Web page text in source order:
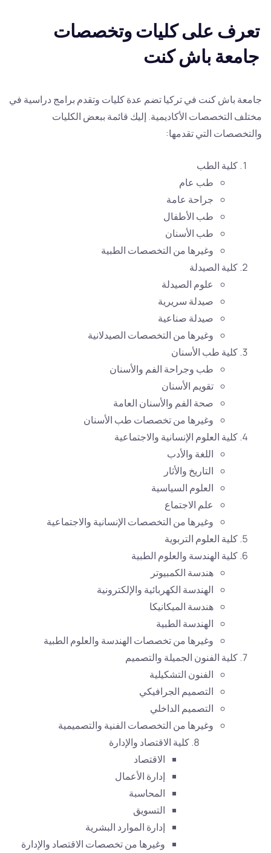
تعرف على كليات وتخصصات
جامعة باش كنت
جامعة باش كنت في تركيا تضم عدة كليات وتقدم برامج دراسية في
مختلف التخصصات الأكاديمية. إليك قائمة ببعض الكليات
والتخصصات التي تقدمها:
كلية الطب
طب عام
جراحة عامة
طب الأطفال
طب الأسنان
وغيرها من التخصصات الطبية
كلية الصيدلة
علوم الصيدلة
صيدلة سريرية
صيدلة صناعية
وغيرها من التخصصات الصيدلانية
كلية طب الأسنان
طب وجراحة الفم والأسنان
تقويم الأسنان
صحة الفم والأسنان العامة
وغيرها من تخصصات طب الأسنان
كلية العلوم الإنسانية والاجتماعية
اللغة والأدب
التاريخ والأثار
العلوم السياسية
علم الاجتماع
وغيرها من التخصصات الإنسانية والاجتماعية
كلية العلوم التربوية
كلية الهندسة والعلوم الطبية
هندسة الكمبيوتر
الهندسة الكهربائية والإلكترونية
هندسة الميكانيكا
الهندسة الطبية
وغيرها من تخصصات الهندسة والعلوم الطبية
كلية الفنون الجميلة والتصميم
الفنون التشكيلية
التصميم الجرافيكي
التصميم الداخلي
وغيرها من التخصصات الفنية والتصميمية
كلية الاقتصاد والإدارة
الاقتصاد
إدارة الأعمال
المحاسبة
التسويق
إدارة الموارد البشرية
وغيرها من تخصصات الاقتصاد والإدارة